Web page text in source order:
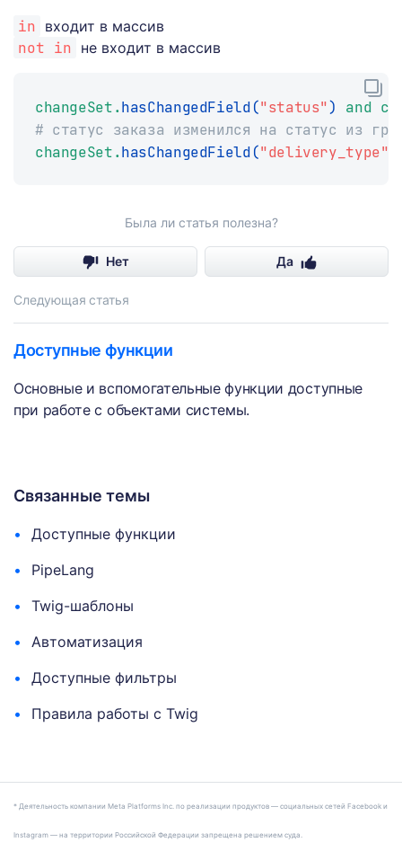
in входит в массив
not in не входит в массив
changeSet .hasChangedField ("status") and
# статус заказа изменился на статус из
changeSet .hasChangedField ("delivery_type"
Была ли статья полезна?
Нет Да
Следующая статья
Доступные функции
Основные и вспомогательные функции доступные
при работе с объектами системы.
Связанные темы
Доступные функции
PipeLang
Twig-шаблоны
Автоматизация
Доступные фильтры
Правила работы с Twig
* Деятельность компании Meta Platforms Inc. по реализации продуктов — социальных сетей Facebook и
Instagram — на территории Российской Федерации запрещена решением суда.